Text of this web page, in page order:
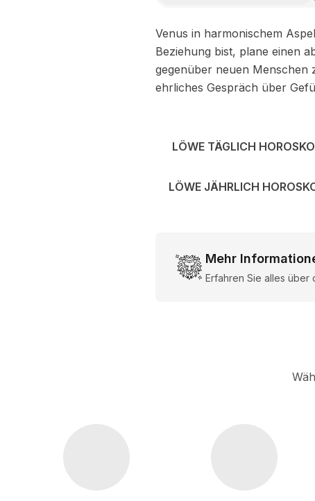
Venus in harmonischem
Beziehung bist, plane einen
gegenüber neuen Menschen
ehrliches Gespräch über
LÖWE TÄGLICH
LÖWE JÄHRLICH
Mehr
Erfahren Sie alles über